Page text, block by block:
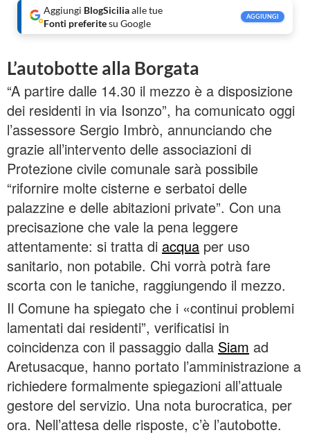
Aggiungi BlogSiciliaalle tue
Fonti preferitesu Google
AGGIUNGI
L’autobotte alla Borgata
“A partire dalle 14.30 il mezzo è a disposizione
dei residenti in via Isonzo”, ha comunicato oggi
l’assessore Sergio Imbrò, annunciando che
grazie all’intervento delle associazioni di
Protezione civile comunale sarà possibile
“rifornire molte cisterne e serbatoi delle
palazzine e delle abitazioni private”. Con una
precisazione che vale la pena leggere
attentamente: si tratta di acqua per uso
sanitario, non potabile. Chi vorrà potrà fare
scorta con le taniche, raggiungendo il mezzo.
Il Comune ha spiegato che i «continui problemi
lamentati dai residenti”, verificatisi in
coincidenza con il passaggio dalla Siam ad
Aretusacque, hanno portato l’amministrazione a
richiedere formalmente spiegazioni all’attuale
gestore del servizio. Una nota burocratica, per
ora. Nell’attesa delle risposte, c’è l’autobotte.